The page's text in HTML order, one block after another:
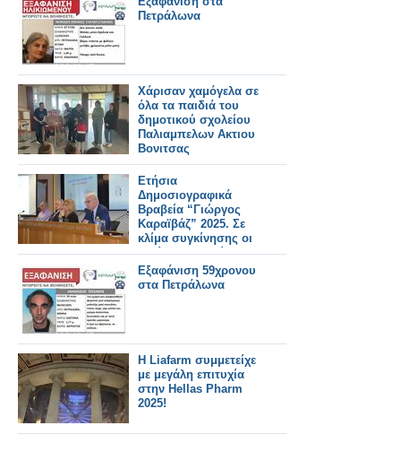
Πετράλωνα
Χάρισαν χαμόγελα σε
όλα τα παιδιά του
δημοτικού σχολείου
Παλιαμπελων Ακτιου
Βονιτσας
Ετήσια
Δημοσιογραφικά
Βραβεία “Γιώργος
Καραϊβάζ” 2025. Σε
κλίμα συγκίνησης οι
πρώτες βραβεύσεις
δημοσιογράφων από
το SILVER ALERT
Εξαφάνιση 59χρονου
στα Πετράλωνα
H Liafarm συμμετείχε
με μεγάλη επιτυχία
στην Hellas Pharm
2025!